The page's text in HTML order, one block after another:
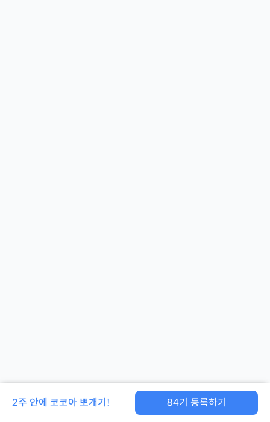
2주 안에 코코아 뽀개기! 84기 등록하기